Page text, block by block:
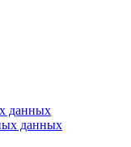
данных
данных